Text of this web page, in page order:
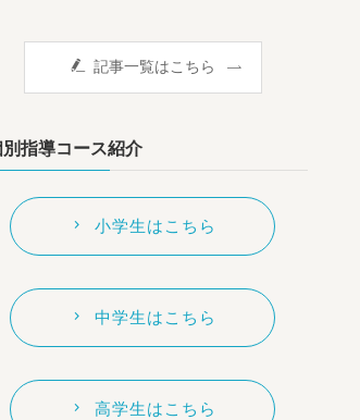
記事一覧はこちら
別指導コース紹介
小学生はこちら
中学生はこちら
高学生はこちら